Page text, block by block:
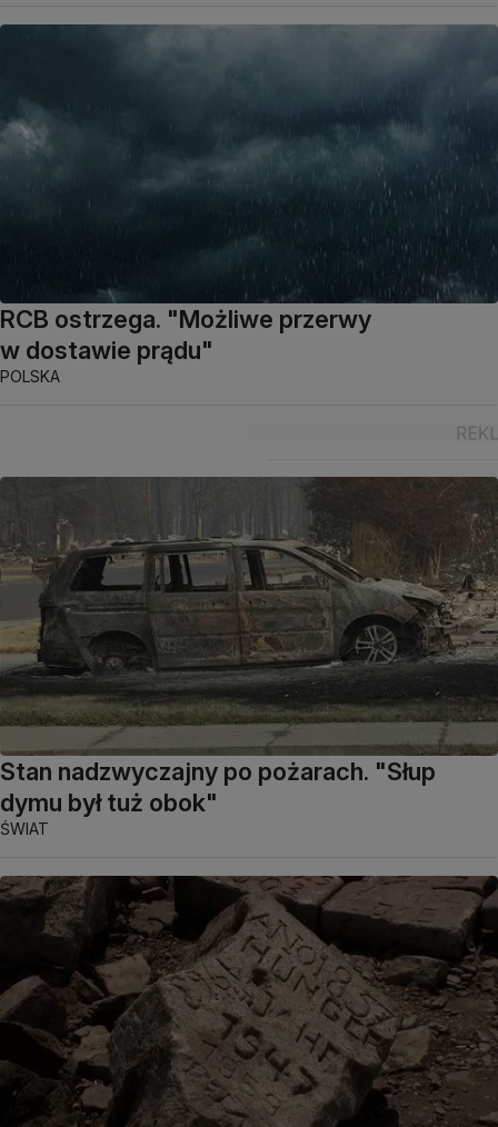
RCB ostrzega. "Możliwe przerwy
w dostawie prądu"
POLSKA
Stan nadzwyczajny po pożarach. "Słup
dymu był tuż obok"
ŚWIAT